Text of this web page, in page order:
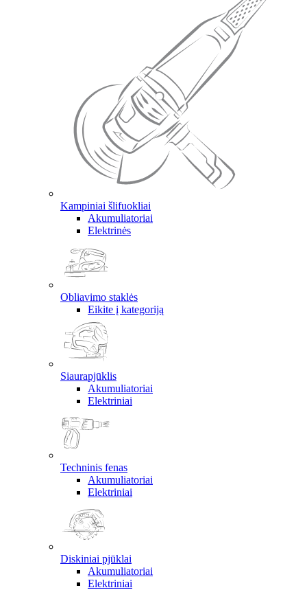
Kampiniai šlifuokliai
Akumuliatoriai
Elektrinės
Obliavimo staklės
Eikite į kategoriją
Siaurapjūklis
Akumuliatoriai
Elektriniai
Techninis fenas
Akumuliatoriai
Elektriniai
Diskiniai pjūklai
Akumuliatoriai
Elektriniai